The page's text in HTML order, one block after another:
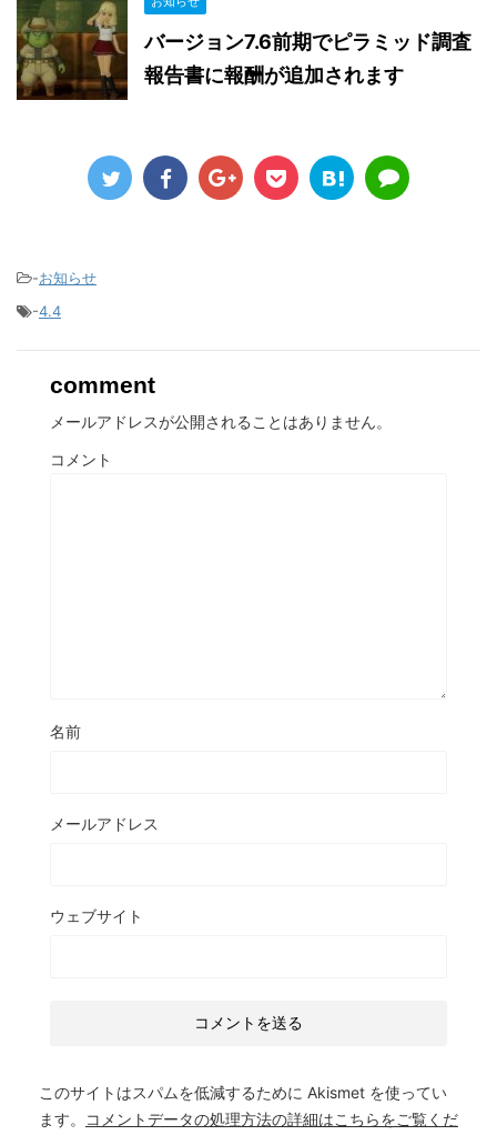
バージョン7.6前期でピラミッド調査
報告書に報酬が追加されます
-お知らせ
-4.4
comment
メールアドレスが公開されることはありません。
コメント
名前
メールアドレス
ウェブサイト
このサイトはスパムを低減するために Akismet を使ってい
ます。
コメントデータの処理方法の詳細はこちらをご覧くだ